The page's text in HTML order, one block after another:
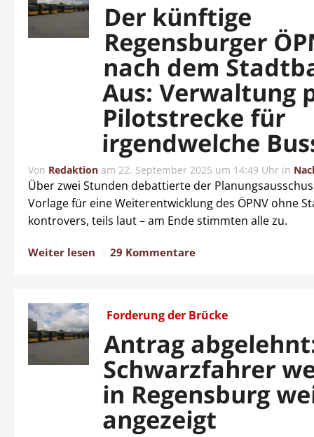
Der künftige
Regensburger
nach dem
Aus: Verwaltung
Pilotstrecke für
irgendwelche
Von Redaktion am 22. September 2025 um 14:49 Uhr in
Über zwei Stunden debattierte der
Vorlage für eine Weiterentwicklung des ÖPNV ohne
kontrovers, teils laut – am Ende stimmten alle zu.
Weiter lesen 29 Kommentare
Forderung der Brücke
Antrag
Schwarzfahrer
in Regensburg
angezeigt